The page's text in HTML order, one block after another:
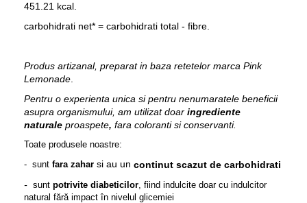
451.21 kcal.
carbohidrati net* = carbohidrati total - fibre.
Produs artizanal, preparat in baza retetelor marca Pink
Lemonade
Pentru o experienta unica si pentru nenumaratele beneficii
asupra organismului, am utilizat doar ingrediente
naturale proaspete, fara coloranti si conservanti.
Toate produsele noastre:
- sunt fara zahar si au un continut scazut de carbohidrati
- sunt potrivite diabeticilor, fiind indulcite doar cu indulcitor
natural fără impact în nivelul glicemiei